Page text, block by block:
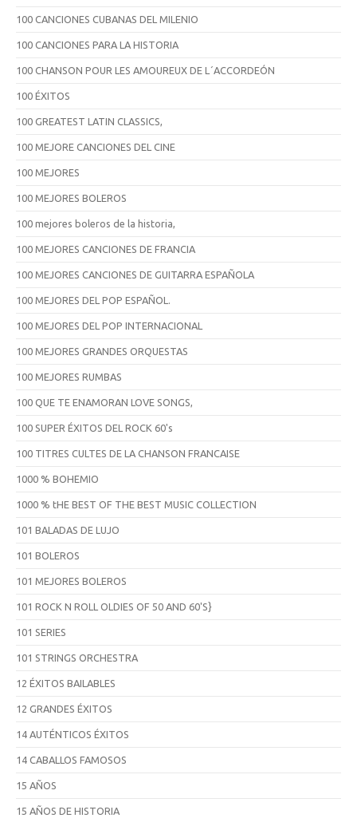
100 CANCIONES CUBANAS DEL MILENIO
100 CANCIONES PARA LA HISTORIA
100 CHANSON POUR LES AMOUREUX DE L´ACCORDEÓN
100 ÉXITOS
100 GREATEST LATIN CLASSICS,
100 MEJORE CANCIONES DEL CINE
100 MEJORES
100 MEJORES BOLEROS
100 mejores boleros de la historia,
100 MEJORES CANCIONES DE FRANCIA
100 MEJORES CANCIONES DE GUITARRA ESPAÑOLA
100 MEJORES DEL POP ESPAÑOL.
100 MEJORES DEL POP INTERNACIONAL
100 MEJORES GRANDES ORQUESTAS
100 MEJORES RUMBAS
100 QUE TE ENAMORAN LOVE SONGS,
100 SUPER ÉXITOS DEL ROCK 60's
100 TITRES CULTES DE LA CHANSON FRANCAISE
1000 % BOHEMIO
1000 % tHE BEST OF THE BEST MUSIC COLLECTION
101 BALADAS DE LUJO
101 BOLEROS
101 MEJORES BOLEROS
101 ROCK N ROLL OLDIES OF 50 AND 60'S}
101 SERIES
101 STRINGS ORCHESTRA
12 ÉXITOS BAILABLES
12 GRANDES ÉXITOS
14 AUTÉNTICOS ÉXITOS
14 CABALLOS FAMOSOS
15 AÑOS
15 AÑOS DE HISTORIA